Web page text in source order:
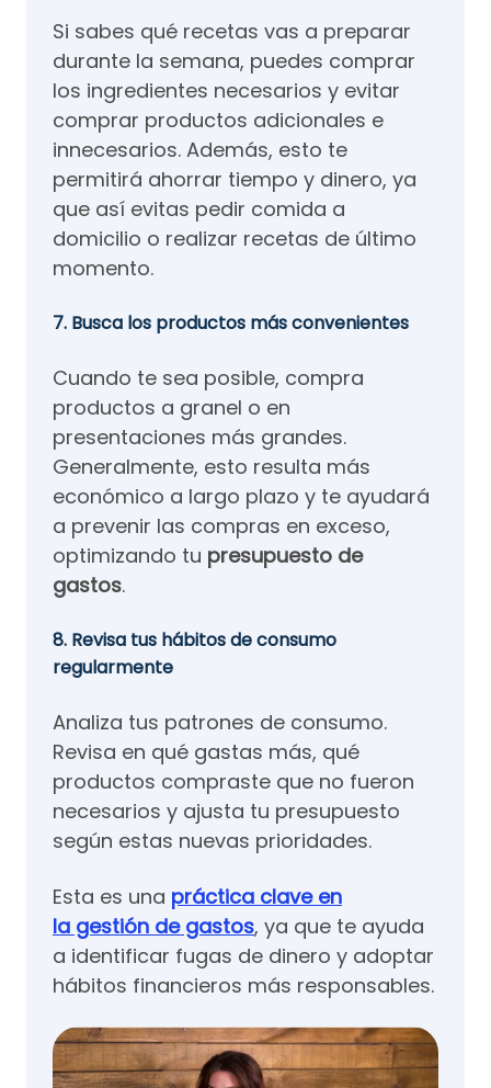
Si sabes qué recetas vas a preparar
durante la semana, puedes comprar
los ingredientes necesarios y evitar
comprar productos adicionales e
innecesarios. Además, esto te
permitirá ahorrar tiempo y dinero, ya
que así evitas pedir comida a
domicilio o realizar recetas de último
momento.
7. Busca los productos más convenientes
Cuando te sea posible, compra
productos a granel o en
presentaciones más grandes.
Generalmente, esto resulta más
económico a largo plazo y te ayudará
a prevenir las compras en exceso,
optimizando tu presupuesto de
gastos.
8. Revisa tus hábitos de consumo
regularmente
Analiza tus patrones de consumo.
Revisa en qué gastas más, qué
productos compraste que no fueron
necesarios y ajusta tu presupuesto
según estas nuevas prioridades.
Esta es una práctica clave en
la gestión de gastos, ya que te ayuda
a identificar fugas de dinero y adoptar
hábitos financieros más responsables.